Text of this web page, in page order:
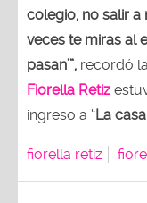
colegio, no salir a
veces te miras al
pasan’”, recordó
Fiorella Retiz
ingreso a “La
fiorella retiz